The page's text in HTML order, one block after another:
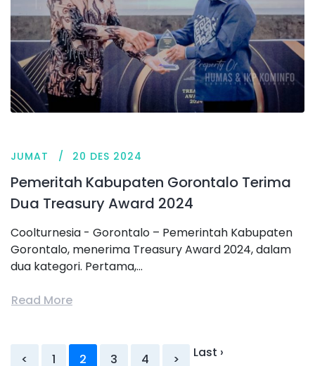
JUMAT 20 DES 2024
Pemeritah Kabupaten Gorontalo Terima
Dua Treasury Award 2024
Coolturnesia - Gorontalo – Pemerintah Kabupaten
Gorontalo, menerima Treasury Award 2024, dalam
dua kategori. Pertama,...
Read More
< 1 2 3 4 > Last ›